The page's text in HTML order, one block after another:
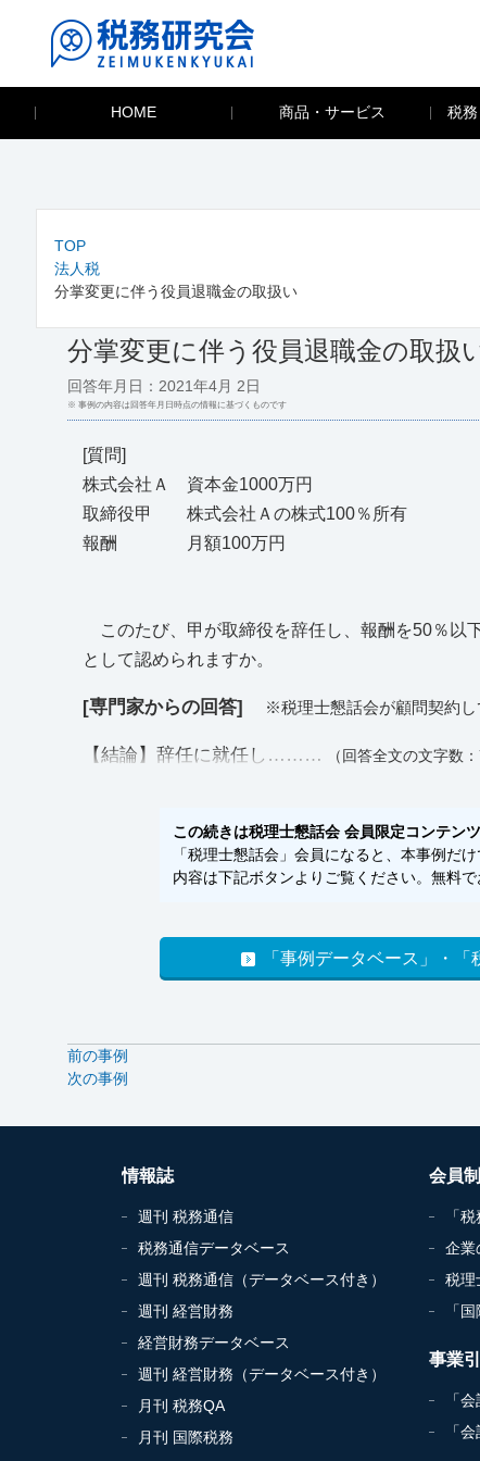
HOME 商品・サービス 税
TOP
法人税
分掌変更に伴う役員退職金の取扱い
分掌変更に伴う役員退職金の取扱
回答年月日：2021年4月 2日
※ 事例の内容は回答年月日時点の情報に基づくものです
[質問]
株式会社Ａ 資本金1000万円
取締役甲 株式会社Ａの株式100％所有
報酬 月額100万円
このたび、甲が取締役を辞任し、報酬を50％以
として認められますか。
[専門家からの回答] ※税理士懇話会が顧問契約し
【結論】辞任に就任し……… （回答全文の文字数
この続きは税理士懇話会 会員限定コンテン
「税理士懇話会」会員になると、本事例だ
内容は下記ボタンよりご覧ください。無料
「事例データベース」・
前の事例
次の事例
情報誌
週刊 税務通信
税務通信データベース
週刊 税務通信（データベース付き）
週刊 経営財務
経営財務データベース
週刊 経営財務（データベース付き）
月刊 税務QA
月刊 国際税務
会員
「
企業
税理
「
事業
「
「